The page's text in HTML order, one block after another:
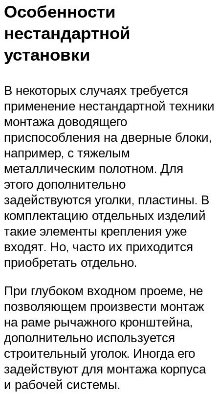
Особенности
нестандартной
установки
В некоторых случаях требуется
применение нестандартной техники
монтажа доводящего
приспособления на дверные блоки,
например, с тяжелым
металлическим полотном. Для
этого дополнительно
задействуются уголки, пластины. В
комплектацию отдельных изделий
такие элементы крепления уже
входят. Но, часто их приходится
приобретать отдельно.
При глубоком входном проеме, не
позволяющем произвести монтаж
на раме рычажного кронштейна,
дополнительно используется
строительный уголок. Иногда его
задействуют для монтажа корпуса
и рабочей системы.